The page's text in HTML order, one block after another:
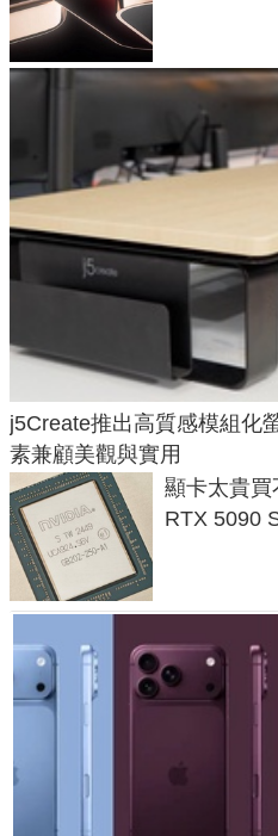
j5Create推出高質感模組化
素兼顧美觀與實用
顯卡太貴買
RTX 5090